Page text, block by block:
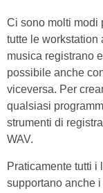
Come
file WAV
Ci sono molti modi
tutte le workstation
possibile anche
viceversa. Per